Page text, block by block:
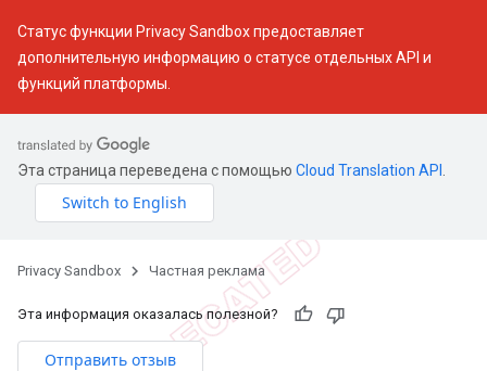
Статус функции Privacy Sandboxпредоставляет
дополнительную информацию о статусе отдельных API и
функций платформы.
Эта страница переведена с помощью Cloud Translation API
Privacy Sandbox Частная реклама
Эта информация оказалась полезной?
Отправить отзыв